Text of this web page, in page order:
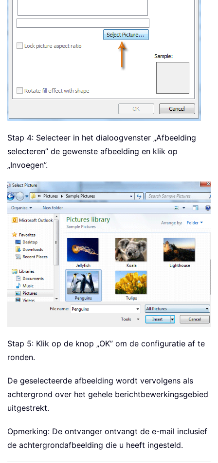
Stap 4: Selecteer in het dialoogvenster „Afbeelding
selecteren” de gewenste afbeelding en klik op
„Invoegen”.
Stap 5: Klik op de knop „OK” om de configuratie af te
ronden.
De geselecteerde afbeelding wordt vervolgens als
achtergrond over het gehele berichtbewerkingsgebied
uitgestrekt.
Opmerking: De ontvanger ontvangt de e-mail inclusief
de achtergrondafbeelding die u heeft ingesteld.